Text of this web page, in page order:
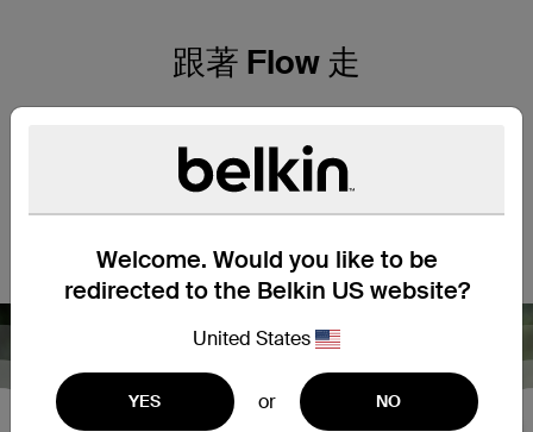
Welcome. Would you like to be
redirected to the Belkin US website?
United States
YES or NO
跟著 Flow 走
通過雙重波束成形技術連接的電話清晰如面談，便捷的通透模式
（Hear-Thru）有助您留意周圍環境，以保障安全或與周圍的人
交談。每次充電可享至長 7 小時電池續航，附加無線充電盒 24 小
時電力，提供真正的全天聆聽樂趣。SOUNDFORM Flow 採用
IPX5 級防汗防水材料以適應各種天氣和鍛煉，並通過藍牙® 5.2
輕鬆連接，是全天候提供零噪音優質音響的完美選擇。